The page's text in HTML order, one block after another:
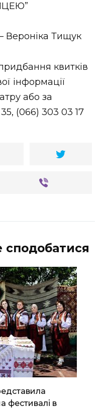
Вероніка Тищук
квитків
інформації
або за
(066) 303 03 17
фестивалі в